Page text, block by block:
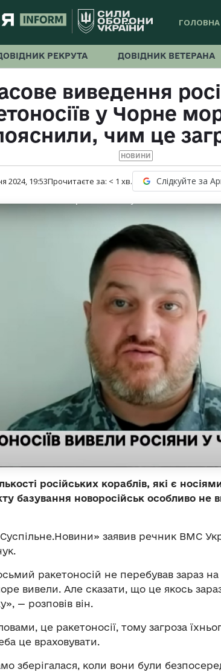
ГОЛОВНА
РЕКРУТА ДОВІДНИК ВЕТЕРАНА
виведення
у Чорне
чим це
НОВИНИ
2024, 19:53Прочитаєте за: < 1 хв. Слідкуйте за
російських кораблів, які є
базування новоросійськ особливо не
заявив речник ВМС
ракетоносій не перебував зараз
вивели. Але сказати, що це якось
— розповів він.
це ракетоносії, тому загроза
це враховувати.
зберігалася, коли вони були